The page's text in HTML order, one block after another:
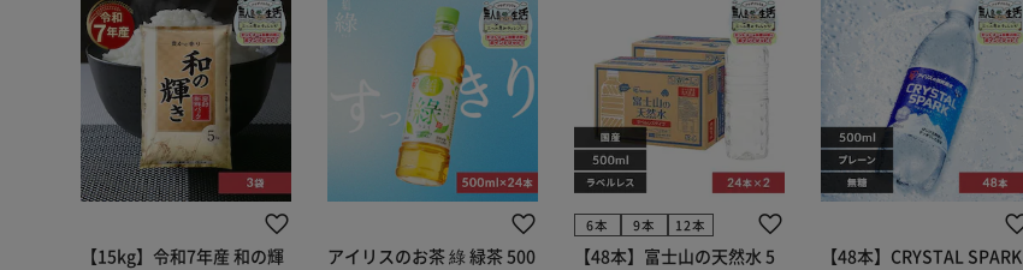
【15kg】令和7年産 和の輝
アイリスのお茶 綠 緑茶 500
6本 9本 12本
【48本】富士山の天然水 5
【48本】CRYSTAL SPARK